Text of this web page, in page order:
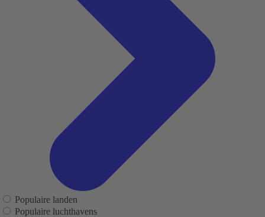
Populaire landen
Populaire luchthavens